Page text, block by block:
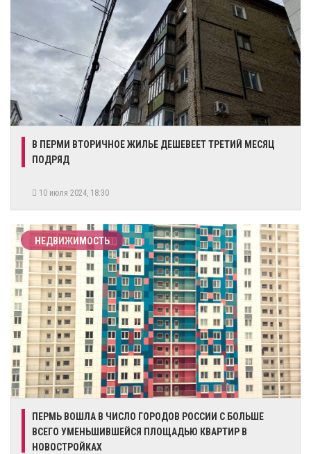
В ПЕРМИ ВТОРИЧНОЕ ЖИЛЬЕ ДЕШЕВЕЕТ ТРЕТИЙ МЕСЯЦ
ПОДРЯД
10 июля 2024, 18:30
НЕДВИЖИМОСТЬ
ПЕРМЬ ВОШЛА В ЧИСЛО ГОРОДОВ РОССИИ С БОЛЬШЕ
ВСЕГО УМЕНЬШИВШЕЙСЯ ПЛОЩАДЬЮ КВАРТИР В
НОВОСТРОЙКАХ